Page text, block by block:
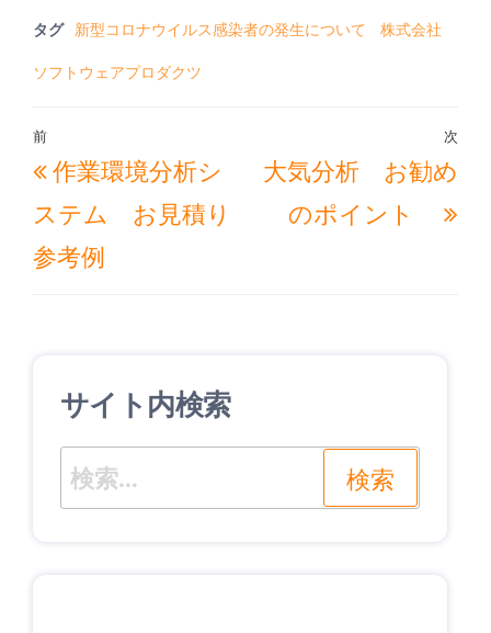
タグ 新型コロナウイルス感染者の発生について 株式会社
ソフトウェアプロダクツ
投
稿
ナ
ビ
ョ
過
去
の
投
前
作業環境分析シ
ステム お見積り
参考例
次
次
大気分析 お勧め
のポイント
サイト内検索
検
索: